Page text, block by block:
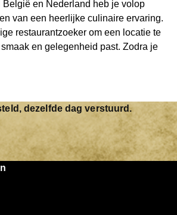
België en Nederland heb je volop
van een heerlijke culinaire ervaring.
restaurantzoeker om een locatie te
en gelegenheid past. Zodra je
kun je eenvoudig reserveren en na
gewoon op de bon staan en kan
Zo geniet je keer op keer van
dezelfde dag verstuurd.